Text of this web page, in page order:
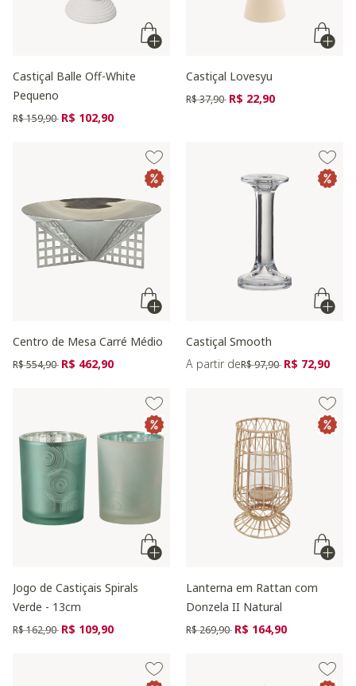
Castiçal Balle Off-White
Pequeno
Preço reduzido de
R$ 159,90 para
R$ 102,90
Castiçal Lovesyu
Preço reduzido de
R$ 37,90 para
R$ 22,90
Centro de Mesa Carré Médio
Preço reduzido de
R$ 554,90 para
R$ 462,90
Castiçal Smooth
A partir dePreço reduzido de
R$ 97,90 para
R$ 72,90
Jogo de Castiçais Spirals
Verde - 13cm
Preço reduzido de
R$ 162,90 para
R$ 109,90
Lanterna em Rattan com
Donzela II Natural
Preço reduzido de
R$ 269,90 para
R$ 164,90